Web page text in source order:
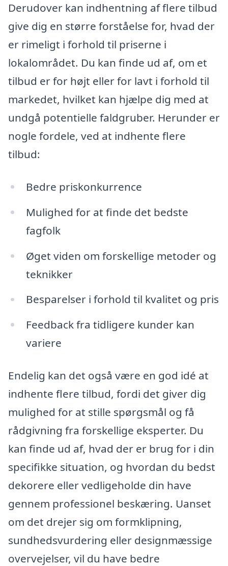
Derudover kan indhentning af flere tilbud
give dig en større forståelse for, hvad der
er rimeligt i forhold til priserne i
lokalområdet. Du kan finde ud af, om et
tilbud er for højt eller for lavt i forhold til
markedet, hvilket kan hjælpe dig med at
undgå potentielle faldgruber. Herunder er
nogle fordele, ved at indhente flere
tilbud:
Bedre priskonkurrence
Mulighed for at finde det bedste
fagfolk
Øget viden om forskellige metoder og
teknikker
Besparelser i forhold til kvalitet og pris
Feedback fra tidligere kunder kan
variere
Endelig kan det også være en god idé at
indhente flere tilbud, fordi det giver dig
mulighed for at stille spørgsmål og få
rådgivning fra forskellige eksperter. Du
kan finde ud af, hvad der er brug for i din
specifikke situation, og hvordan du bedst
dekorere eller vedligeholde din have
gennem professionel beskæring. Uanset
om det drejer sig om formklipning,
sundhedsvurdering eller designmæssige
overvejelser, vil du have bedre